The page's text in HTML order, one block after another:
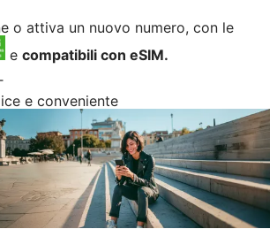
o attiva un nuovo numero, con le
e compatibili con eSIM.
e conveniente